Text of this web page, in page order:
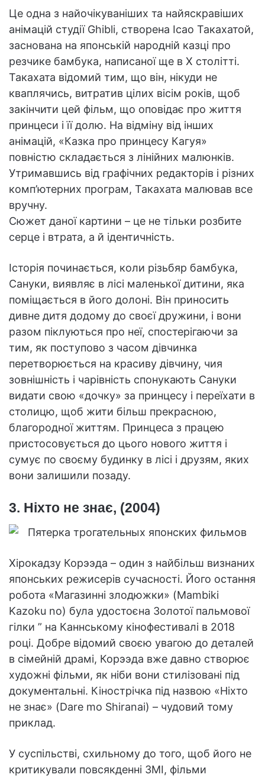
Це одна з найочікуваніших та найяскравіших
анімацій студії Ghibli, створена Ісао Такахатой,
заснована на японській народній казці про
резчике бамбука, написаної ще в Х столітті.
Такахата відомий тим, що він, нікуди не
кваплячись, витратив цілих вісім років, щоб
закінчити цей фільм, що оповідає про життя
принцеси і її долю. На відміну від інших
анімацій, «Казка про принцесу Кагуя»
повністю складається з лінійних малюнків.
Утримавшись від графічних редакторів і різних
комп’ютерних програм, Такахата малював все
вручну.
Сюжет даної картини – це не тільки розбите
серце і втрата, а й ідентичність.
Історія починається, коли різьбяр бамбука,
Сануки, виявляє в лісі маленької дитини, яка
поміщається в його долоні. Він приносить
дивне дитя додому до своєї дружини, і вони
разом піклуються про неї, спостерігаючи за
тим, як поступово з часом дівчинка
перетворюється на красиву дівчину, чия
зовнішність і чарівність спонукають Сануки
видати свою «дочку» за принцесу і переїхати в
столицю, щоб жити більш прекрасною,
благородної життям. Принцеса з працею
пристосовується до цього нового життя і
сумує по своєму будинку в лісі і друзям, яких
вони залишили позаду.
3. Ніхто не знає, (2004)
Хірокадзу Корээда – один з найбільш визнаних
японських режисерів сучасності. Його остання
робота «Магазинні злодюжки» (Mambiki
Kazoku no) була удостоєна Золотої пальмової
гілки ” на Каннському кінофестивалі в 2018
році. Добре відомий своєю увагою до деталей
в сімейній драмі, Корээда вже давно створює
художні фільми, як ніби вони стилізовані під
документальні. Кінострічка під назвою «Ніхто
не знає» (Dare mo Shiranai) – чудовий тому
приклад.
У суспільстві, схильному до того, щоб його не
критикували повсякденні ЗМІ, фільми